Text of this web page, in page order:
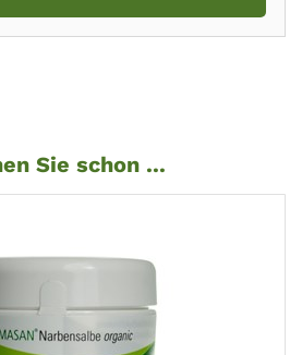
Sie schon ...